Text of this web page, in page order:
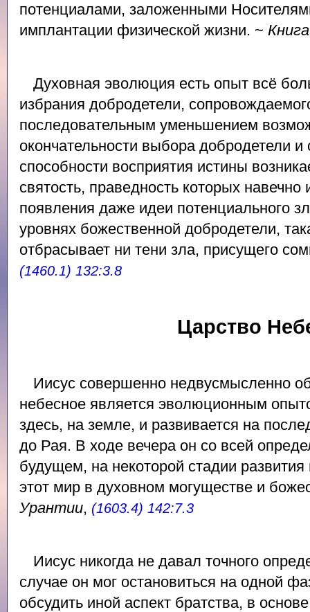
потенциалами, заложенными
имплантации физической жизни. ~
Духовная эволюция есть опыт всё
избрания добродетели,
последовательным уменьшением
окончательности выбора добродетели
способности восприятия истины
святость, праведность которых
появления даже идеи потенциального
уровнях божественной добродетели,
отбрасывает ни тени зла, присущего
(1460.1) 132:3.8
Царство
Иисус совершенно недвусмысленно
небесное является эволюционным
здесь, на земле, и развивается на
до Рая. В ходе вечера он со всей
будущем, на некоторой стадии развития
этот мир в духовном могуществе и
Урантии, (1603.4) 142:7.3
Иисус никогда не давал точного
случае он мог остановиться на одной
обсудить иной аспект братства, в